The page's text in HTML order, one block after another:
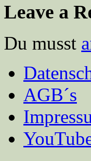
Leave a
Du musst
AGB´s